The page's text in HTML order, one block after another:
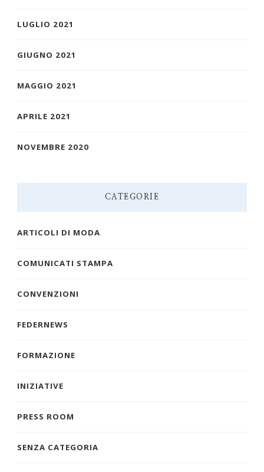
LUGLIO 2021
GIUGNO 2021
MAGGIO 2021
APRILE 2021
NOVEMBRE 2020
CATEGORIE
ARTICOLI DI MODA
COMUNICATI STAMPA
CONVENZIONI
FEDERNEWS
FORMAZIONE
INIZIATIVE
PRESS ROOM
SENZA CATEGORIA